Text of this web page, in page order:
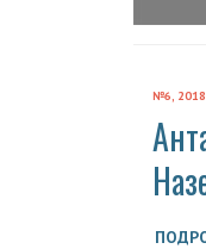
№6, 2018